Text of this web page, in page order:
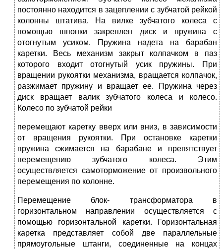
постоянно находится в зацеплении с зубчатой рейкой
колонны штатива. На вилке зубчатого колеса с
помощью шпонки закреплен диск и пружина с
отогнутым усиком. Пружина надета на барабан
каретки. Весь механизм закрыт колпачком в паз
которого входит отогнутый усик пружины. При
вращении рукоятки механизма, вращается колпачок,
разжимает пружину и вращает ее. Пружина через
диск вращает валик зубчатого колеса и колесо.
Колесо по зубчатой рейки
перемещают каретку вверх или вниз, в зависимости
от вращения рукоятки. При остановке каретки
пружина сжимается на барабане и препятствует
перемещению зубчатого колеса. Этим
осуществляется самоторможение от произвольного
перемещения по колонне.
Перемещение блок- трансформатора в
горизонтальном направлении осуществляется с
помощью горизонтальной каретки. Горизонтальная
каретка представляет собой две параллельные
прямоугольные штанги, соединенные на концах